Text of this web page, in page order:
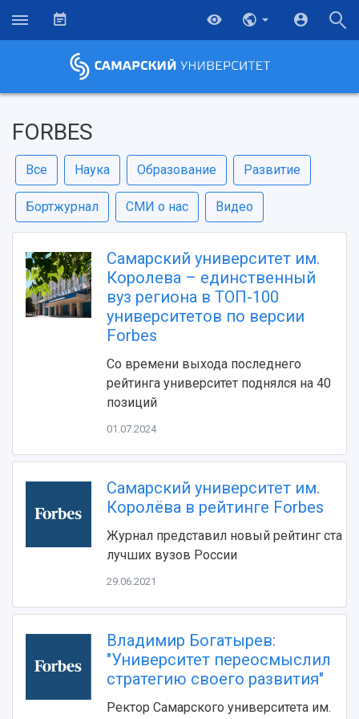
НАЗАД
Об университете
История
Ключевые факты
Рейтинги
Руководство
Ученый совет
Ректорат
Кадровый резерв
Новости
Главные новости
Бортжурнал
Объявления
Пресс-центр
Газета "Полет"
Газета "Самарский университет"
Мы в соцсетях
Образование
Почему я выбираю Самарский университет?
Абитуриенту
Бакалавриат и специалитет
Магистратура
Аспирантура
Формы обучения
Дополнительное образование
Институты и факультеты
Образовательные программы
Научно-исследовательская деятельность
Основные научные направления
Научные школы и ведущие научные коллективы
Диссертационные советы
Подготовка научных кадров
Конкурс на замещение должностей научных
работников
Научные проекты и темы
Аспирантура и докторантура
FORBES
Все Наука Образование Развитие
Бортжурнал СМИ о нас Видео
Самарский университет им.
Королева – единственный
вуз региона в ТОП-100
университетов по версии
Forbes
Со времени выхода последнего
рейтинга университет поднялся на 40
позиций
01.07.2024
Самарский университет им.
Королёва в рейтинге Forbes
Журнал представил новый рейтинг ста
лучших вузов России
29.06.2021
Владимир Богатырев:
"Университет переосмыслил
стратегию своего развития"
Ректор Самарского университета им.